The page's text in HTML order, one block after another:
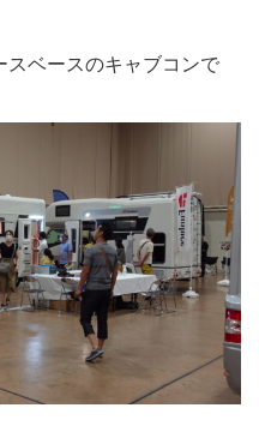
スベースのキャブコンで